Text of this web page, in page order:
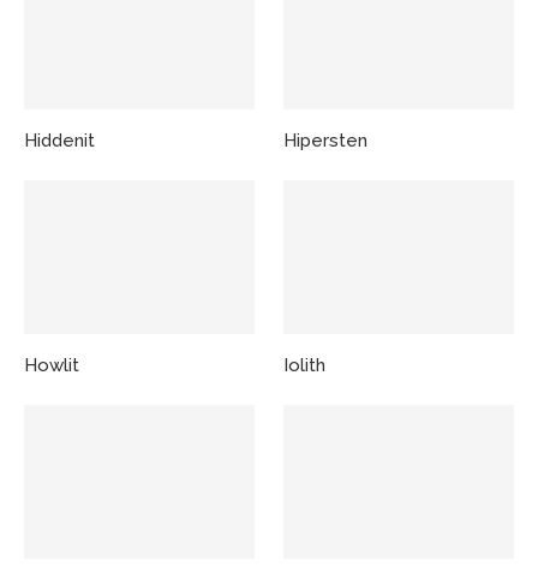
Hiddenit Hipersten
Howlit Iolith